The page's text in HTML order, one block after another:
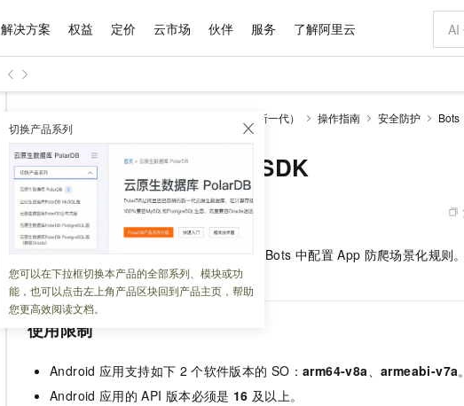
解决方案 权益 定价 云市场 伙伴 服务 了解阿里云
切换产品系列
您可以在下拉框切换本产品的全部系列、模块或功
能，也可以点击左上角产品区块回到产品主页，帮助
您更高效阅读文档。
边缘安全加速 ESA（全新一代） 操作指南 安全防护 Bots
Android应用集成防护SDK
更新时间： 2026-06-02 08:48:33
Bots 中配置 App 防爬场景化规则
App 防护 SDK（以下简称 SDK）。
使用限制
Android 应用支持如下 2 个软件版本的 SO： arm64-v8a、 armeabi-v7a。
Android 应用的 API 版本必须是 16 及以上。
精选产品
大模型服务平台百炼
大模型服务与应用平台
千问大模型
多元化、高性能、安全可靠的大模型服务
无影云电脑
随时随地安全接入的云上超级电脑
云解析DNS
面向分析的企业级SaaS模式云数据仓库
域名与网站
对象存储 OSS
人工智能平台 PAI
一站式AI开发、训练和推理服务
Qoder CN
提供一站式管理容器应用的 K8s 服务
精选解决方案
千问办公，解锁你的工作新方式
企业级Agent产品，直接交付可用成果
Agency Agents：拥有专属领域专家
多领域专家智能体,一键组建 AI 虚拟交付团队
HappyHorse 打造一站式影视创作平台
快速拥有专属 OpenClaw
睿译宝，AI翻译排版一步到位
GLM-5.2：长任务时代开源旗舰模型
Hermes Agent，打造自进化智能体
自主进化，持久记忆，越用越聪明
Claude Code + GStack 打造工程团队